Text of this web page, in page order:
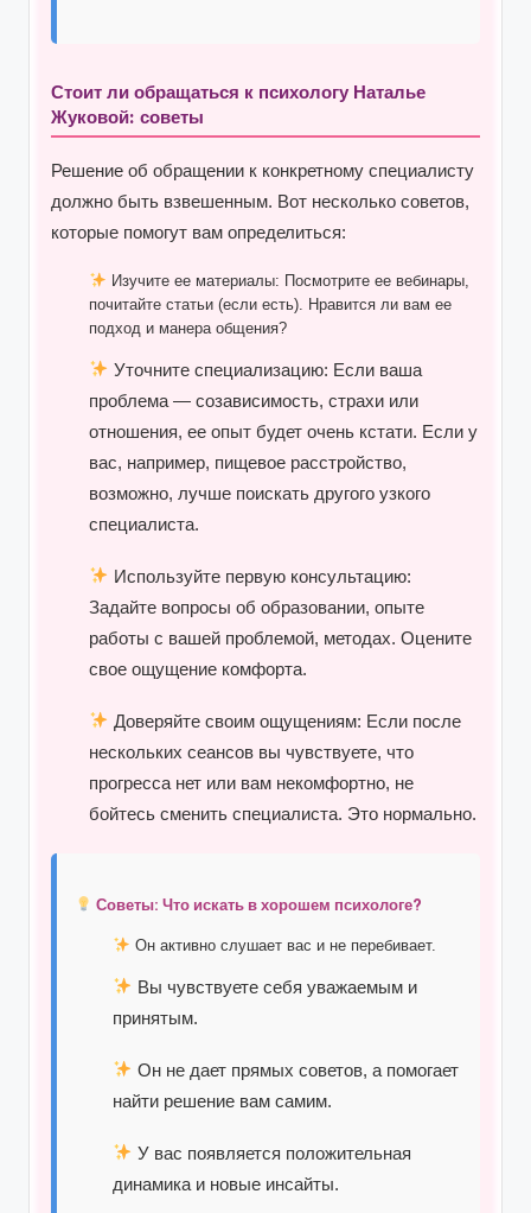
Стоит ли обращаться к психологу Наталье
Жуковой: советы
Решение об обращении к конкретному специалисту
должно быть взвешенным. Вот несколько советов,
которые помогут вам определиться:
Изучите ее материалы: Посмотрите ее вебинары,
почитайте статьи (если есть). Нравится ли вам ее
подход и манера общения?
Уточните специализацию: Если ваша
проблема — созависимость, страхи или
отношения, ее опыт будет очень кстати. Если у
вас, например, пищевое расстройство,
возможно, лучше поискать другого узкого
специалиста.
Используйте первую консультацию:
Задайте вопросы об образовании, опыте
работы с вашей проблемой, методах. Оцените
свое ощущение комфорта.
Доверяйте своим ощущениям: Если после
нескольких сеансов вы чувствуете, что
прогресса нет или вам некомфортно, не
бойтесь сменить специалиста. Это нормально.
Советы: Что искать в хорошем психологе?
Он активно слушает вас и не перебивает.
Вы чувствуете себя уважаемым и
принятым.
Он не дает прямых советов, а помогает
найти решение вам самим.
У вас появляется положительная
динамика и новые инсайты.